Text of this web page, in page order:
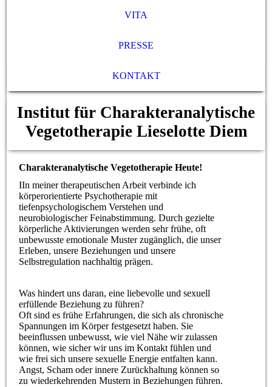
VITA
PRESSE
KONTAKT
Institut für Charakteranalytische
Vegetotherapie Lieselotte Diem
Charakteranalytische Vegetotherapie Heute!
IIn meiner therapeutischen Arbeit verbinde ich
körperorientierte Psychotherapie mit
tiefenpsychologischem Verstehen und
neurobiologischer Feinabstimmung. Durch gezielte
körperliche Aktivierungen werden sehr frühe, oft
unbewusste emotionale Muster zugänglich, die unser
Erleben, unsere Beziehungen und unsere
Selbstregulation nachhaltig prägen.
Was hindert uns daran, eine liebevolle und sexuell
erfüllende Beziehung zu führen?
Oft sind es frühe Erfahrungen, die sich als chronische
Spannungen im Körper festgesetzt haben. Sie
beeinflussen unbewusst, wie viel Nähe wir zulassen
können, wie sicher wir uns im Kontakt fühlen und
wie frei sich unsere sexuelle Energie entfalten kann.
Angst, Scham oder innere Zurückhaltung können so
zu wiederkehrenden Mustern in Beziehungen führen.